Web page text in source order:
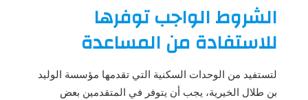
الشروط الواجب توفرها
للاستفادة من المساعدة
لتستفيد من الوحدات السكنية التي تقدمها مؤسسة الوليد
بن طلال الخيرية، يجب أن يتوفر في المتقدمين بعض